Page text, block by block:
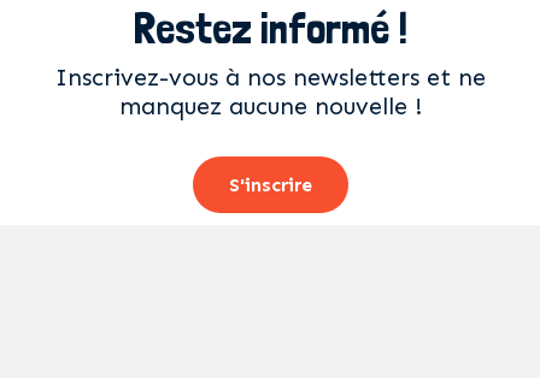
Restez informé !
Inscrivez-vous à nos newsletters et ne
manquez aucune nouvelle !
S'inscrire